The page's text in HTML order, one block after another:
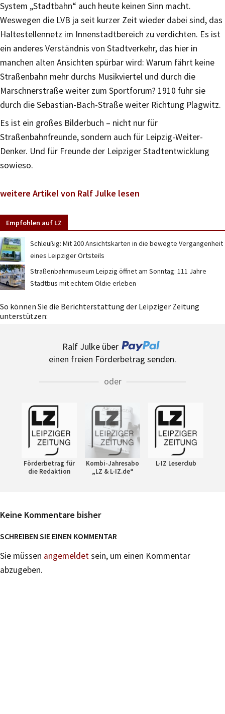
System „Stadtbahn“ auch heute keinen Sinn macht.
Weswegen die LVB ja seit kurzer Zeit wieder dabei sind, das
Haltestellennetz im Innenstadtbereich zu verdichten. Es ist
ein anderes Verständnis von Stadtverkehr, das hier in
manchen alten Ansichten spürbar wird: Warum fährt keine
Straßenbahn mehr durchs Musikviertel und durch die
Marschnerstraße weiter zum Sportforum? 1910 fuhr sie
durch die Sebastian-Bach-Straße weiter Richtung Plagwitz.
Es ist ein großes Bilderbuch – nicht nur für
Straßenbahnfreunde, sondern auch für Leipzig-Weiter-
Denker. Und für Freunde der Leipziger Stadtentwicklung
sowieso.
weitere Artikel von Ralf Julke lesen
Empfohlen auf LZ
Schleußig: Mit 200 Ansichtskarten in die bewegte Vergangenheit
eines Leipziger Ortsteils
Straßenbahnmuseum Leipzig öffnet am Sonntag: 111 Jahre
Stadtbus mit echtem Oldie erleben
So können Sie die Berichterstattung der Leipziger Zeitung
unterstützen:
Ralf Julke über
einen freien Förderbetrag senden.
oder
Förderbetrag für
die Redaktion
Kombi-Jahresabo
„LZ & L-IZ.de“
L-IZ Leserclub
Keine Kommentare bisher
SCHREIBEN SIE EINEN KOMMENTAR
Sie müssen angemeldetsein, um einen Kommentar
abzugeben.